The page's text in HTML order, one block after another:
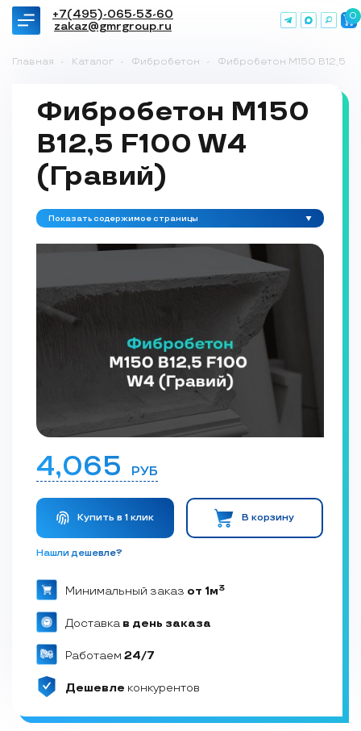
+7(495)-065-53-60
zakaz@gmrgroup.ru
0
Главная - Каталог - Фибробетон - Фибробетон М150 B12,5
Фибробетон М150
B12,5 F100 W4
(Гравий)
Показать содержимое страницы
4,065 РУБ
Купить в 1 клик В корзину
Нашли дешевле?
Минимальный заказ от 1м3
Доставка в день заказа
Работаем 24/7
Дешевле конкурентов